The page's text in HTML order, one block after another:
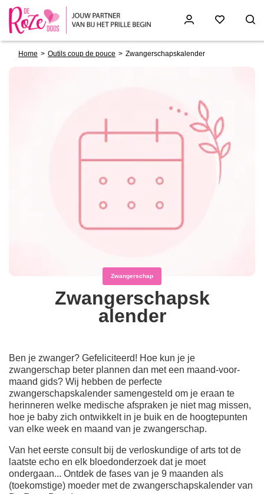
Home Outils coup de pouce Zwangerschapskalender
Zwangerschap
Zwangerschapsk
alender
Ben je zwanger? Gefeliciteerd! Hoe kun je je
zwangerschap beter plannen dan met een maand-voor-
maand gids? Wij hebben de perfecte
zwangerschapskalender samengesteld om je eraan te
herinneren welke medische afspraken je niet mag missen,
hoe je baby zich ontwikkelt in je buik en de hoogtepunten
van elke week en maand van je zwangerschap.
Van het eerste consult bij de verloskundige of arts tot de
laatste echo en elk bloedonderzoek dat je moet
ondergaan... Ontdek de fases van je 9 maanden als
(toekomstige) moeder met de zwangerschapskalender van